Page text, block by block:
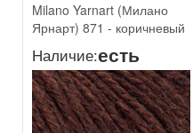
Milano Yarnart (Милано
Ярнарт) 871 - коричневый
Наличие:есть